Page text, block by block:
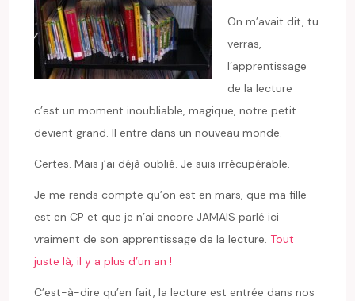
On m’avait dit, tu
verras,
l’apprentissage
de la lecture
c’est un moment inoubliable, magique, notre petit
devient grand. Il entre dans un nouveau monde.
Certes. Mais j’ai déjà oublié. Je suis irrécupérable.
Je me rends compte qu’on est en mars, que ma fille
est en CP et que je n’ai encore JAMAIS parlé ici
vraiment de son apprentissage de la lecture. Tout
juste là, il y a plus d’un an !
C’est-à-dire qu’en fait, la lecture est entrée dans nos